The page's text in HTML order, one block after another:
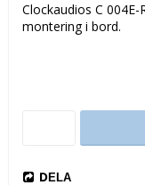
Clockaudios C
montering i bord.
DELA